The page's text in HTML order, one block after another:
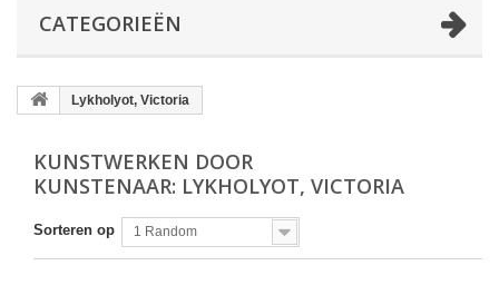
CATEGORIEËN
Lykholyot, Victoria
KUNSTWERKEN DOOR
KUNSTENAAR: LYKHOLYOT, VICTORIA
Sorteren op 1 Random